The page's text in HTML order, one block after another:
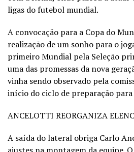
ligas do futebol mundial.
A convocação para a Copa do
realização de um sonho para o
primeiro Mundial pela Seleção
uma das promessas da nova
vinha sendo observado pela
início do ciclo de preparação
ANCELOTTI REORGANIZA
A saída do lateral obriga Carlo